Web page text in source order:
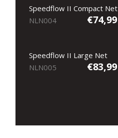
Speedflow II Compact Net
NLN004
€74,99
Speedflow II Large Net
NLN005
€83,99